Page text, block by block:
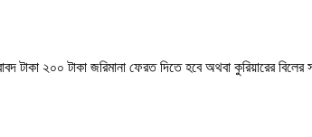
টাকা ২০০ টাকা জরিমানা ফেরত দিতে হবে অথবা কুরিয়ারের